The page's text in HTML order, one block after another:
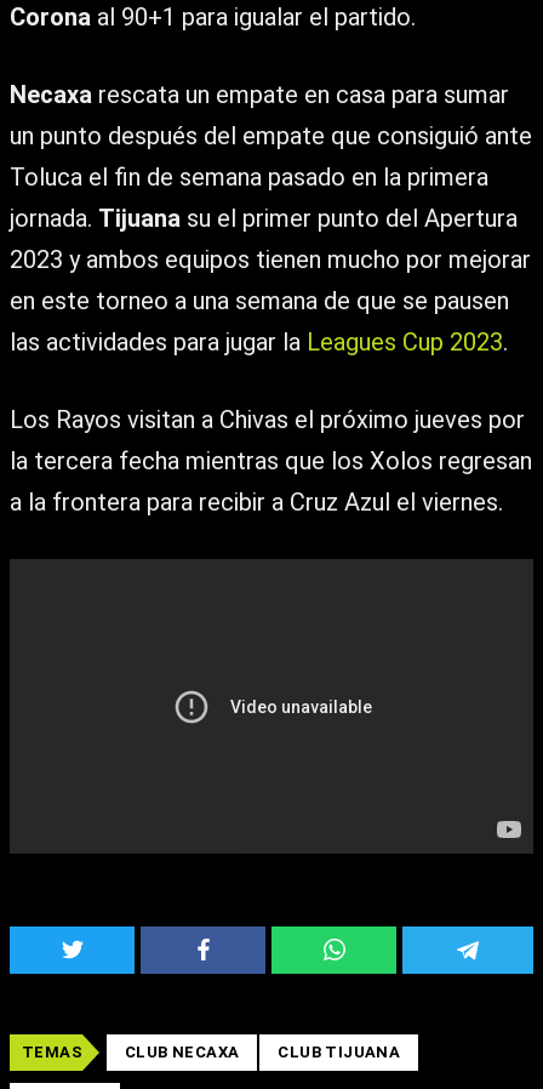
Corona al 90+1 para igualar el partido.
Necaxa rescata un empate en casa para sumar
un punto después del empate que consiguió ante
Toluca el fin de semana pasado en la primera
jornada. Tijuana su el primer punto del Apertura
2023 y ambos equipos tienen mucho por mejorar
en este torneo a una semana de que se pausen
las actividades para jugar la Leagues Cup 2023.
Los Rayos visitan a Chivas el próximo jueves por
la tercera fecha mientras que los Xolos regresan
a la frontera para recibir a Cruz Azul el viernes.
TEMAS CLUB NECAXA CLUB TIJUANA